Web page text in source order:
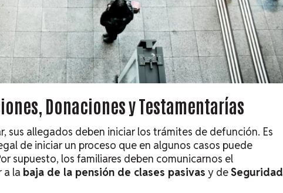
Donaciones y Testamentarías
sus allegados deben iniciar los trámites de defunción. Es
de iniciar un proceso que en algunos casos puede
supuesto, los familiares deben comunicarnos el
a la baja de la pensión de clases pasivas y deSeguridad